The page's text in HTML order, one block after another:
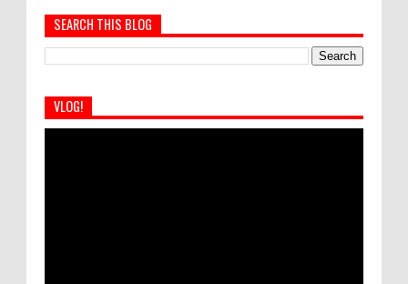
SEARCH THIS BLOG
VLOG!